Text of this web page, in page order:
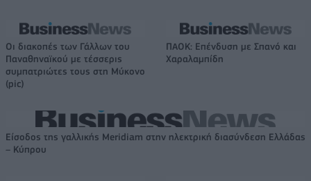
Οι διακοπές των Γάλλων του
Παναθηναϊκού με τέσσερις
συμπατριώτες τους στη Μύκονο
(pic)
ΠΑΟΚ: Επένδυση με Σπανό και
Χαραλαμπίδη
Είσοδος της γαλλικής Meridiam στην ηλεκτρική διασύνδεση Ελλάδας
– Κύπρου